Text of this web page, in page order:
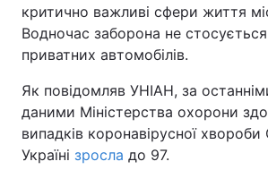
критично важливі сфери життя
Водночас заборона не стосується
приватних автомобілів.
Як повідомляв УНІАН, за
даними Міністерства охорони
випадків коронавірусної хвороби
Україні зросла до 97.